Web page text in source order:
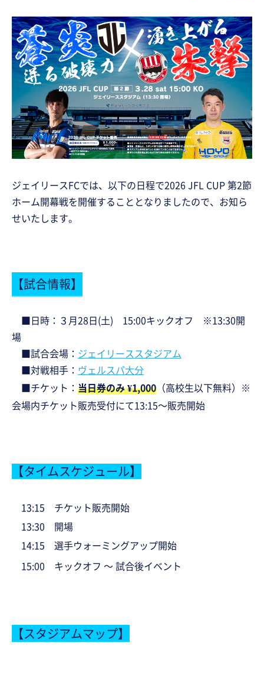
ジェイリースFCでは、以下の日程で2026 JFL CUP 第2節
ホーム開幕戦を開催することとなりましたので、お知ら
せいたします。
【試合情報】
■日時：３月28日(土) 15:00キックオフ ※13:30開
場
■試合会場： ジェイリーススタジアム
■対戦相手： ヴェルスパ大分
■チケット： 当日券のみ ¥1,000 （高校生以下無料）※
会場内チケット販売受付にて13:15～販売開始
【タイムスケジュール】
13:15 チケット販売開始
13:30 開場
14:15 選手ウォーミングアップ開始
15:00 キックオフ ～ 試合後イベント
【スタジアムマップ】